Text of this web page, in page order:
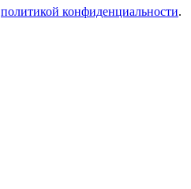
политикой конфиденциальности.